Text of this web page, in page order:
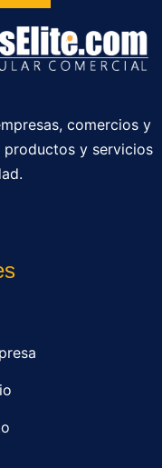
comercios y
productos y servicios